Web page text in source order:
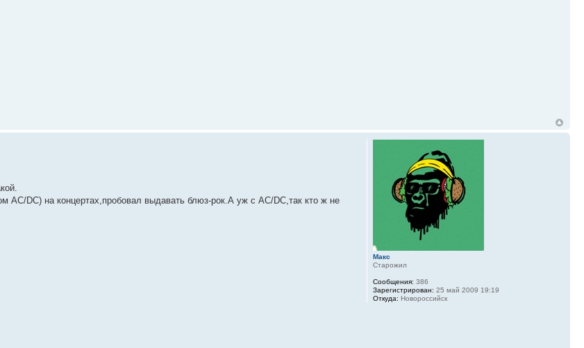
DC) на концертах,пробовал выдавать блюз-рок.А уж с AC/DC,так кто ж не
Макс
Старожил
Сообщения: 386
Зарегистрирован: 25 май 2009 19:19
Откуда: Новороссийск